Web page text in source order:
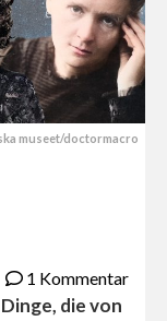
museet/doctormacro
1 Kommentar
die von